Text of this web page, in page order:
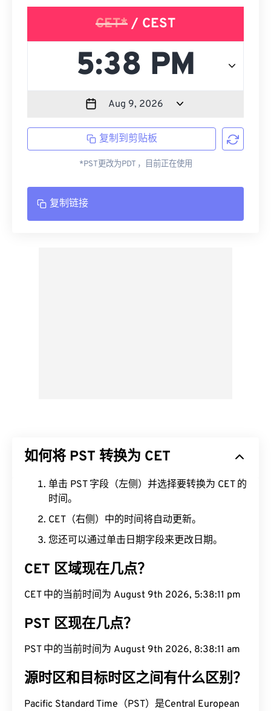
CET* / CEST
复制到剪贴板
*PST更改为PDT ，目前正在使用
复制链接
如何将 PST 转换为 CET
单击 PST 字段（左侧）并选择要转换为 CET 的
时间。
CET（右侧）中的时间将自动更新。
您还可以通过单击日期字段来更改日期。
CET 区域现在几点？
CET 中的当前时间为 August 9th 2026, 5:38:12 pm
PST 区现在几点？
PST 中的当前时间为 August 9th 2026, 8:38:12 am
源时区和目标时区之间有什么区别？
Pacific Standard Time（PST）是Central European